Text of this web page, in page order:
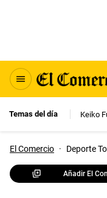
Temas del día Keiko
El Comercio · Deporte
Añadir El